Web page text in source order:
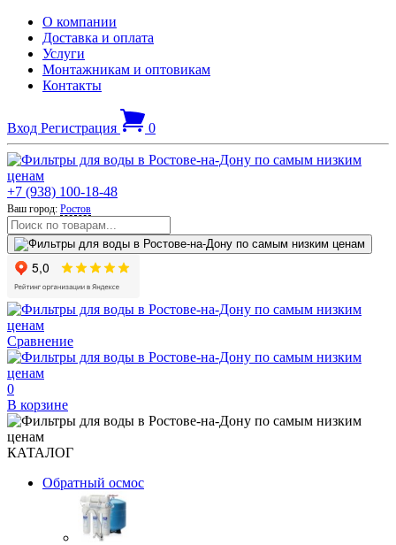
О компании
Доставка и оплата
Услуги
Монтажникам и оптовикам
Контакты
Вход Регистрация 0
+7 (938) 100-18-48
Ваш город: Ростов
Сравнение
0
В корзине
КАТАЛОГ
Обратный осмос